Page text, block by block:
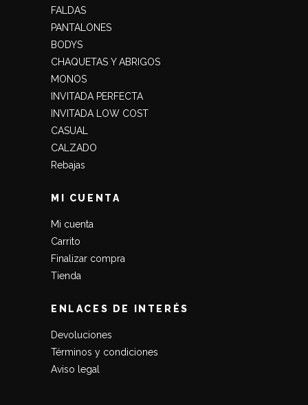
FALDAS
PANTALONES
BODYS
CHAQUETAS Y ABRIGOS
MONOS
INVITADA PERFECTA
INVITADA LOW COST
CASUAL
CALZADO
Rebajas
MI CUENTA
Mi cuenta
Carrito
Finalizar compra
Tienda
ENLACES DE INTERÉS
Devoluciones
Términos y condiciones
Aviso legal